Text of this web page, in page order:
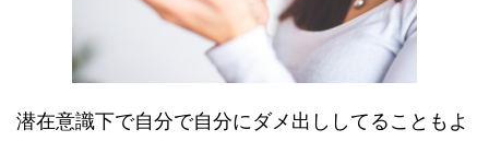
潜在意識下で自分で自分にダメ出ししてることもよ